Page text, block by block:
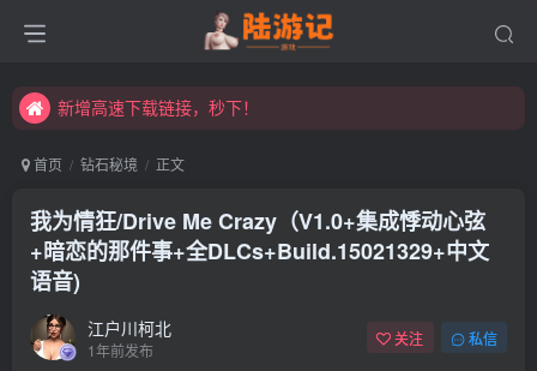
新增高速下载链接，秒下！
新增高速下载链接，秒下！
首页 钻石秘境 正文
我为情狂/Drive Me Crazy（V1.0+集成悸动心弦
+暗恋的那件事+全DLCs+Build.15021329+中文
语音)
江户川柯北
1年前发布
关注 私信